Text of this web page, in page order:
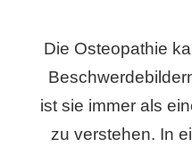
Die Osteopathie
ist sie immer als
zu verstehen. In